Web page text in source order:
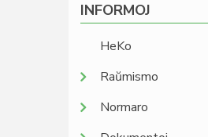
INFORMOJ
HeKo
Raŭmismo
Normaro